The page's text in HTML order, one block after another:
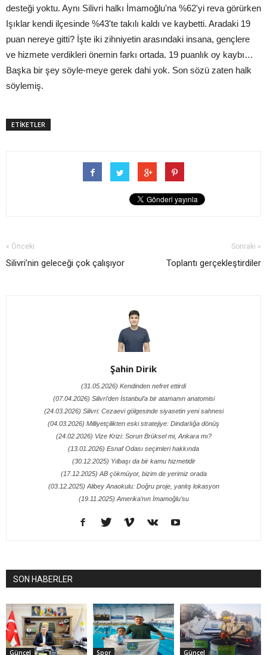
desteği yoktu. Aynı Silivri halkı İmamoğlu'na %62'yi reva görürken
Işıklar kendi ilçesinde %43'te takılı kaldı ve kaybetti. Aradaki 19
puan nereye gitti? İşte iki zihniyetin arasındaki insana, gençlere
ve hizmete verdikleri önemin farkı ortada. 19 puanlık oy kaybı…
Başka bir şey söyle-meye gerek dahi yok. Son sözü zaten halk
söylemiş.
ETİKETLER
« Önceki
Silivri’nin geleceği çok çalışıyor
Sonraki »
Toplantı gerçekleştirdiler
Şahin Dirik
(31.05.2026) Kendinden nefret ettirdi
(07.04.2026) Silivri’den İstanbul’a bir atamanın anatomisi
(24.03.2026) Silivri: Cezaevi gölgesinde siyasetin yeni sahnesi
(04.03.2026) Milliyetçilikten eski stratejiye: Dindarlığa dönüş
(24.02.2026) Vize Krizi: Sorun Brüksel mi, Ankara mı?
(13.01.2026) Esnaf Odası seçimleri hakkında
(30.12.2025) Yılbaşı da bir kamu hizmetidir
(17.12.2025) AB çökmüyor, bizim de yerimiz orada
(03.12.2025) Alibey Anaokulu: Doğru proje, yanlış lokasyon
(19.11.2025) Amerika’nın İmamoğlu’su
SON HABERLER
Güncel Spor Güncel